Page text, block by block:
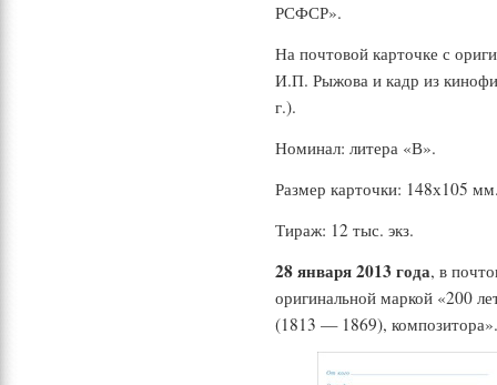
РСФСР».
На почтовой карточке с
И.П. Рыжова и кадр из
г.).
Номинал: литера «В».
Размер карточки: 148х105
Тираж: 12 тыс. экз.
28 января 2013 года, в
оригинальной маркой «200
(1813 — 1869),